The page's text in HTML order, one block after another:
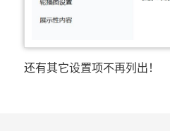
还有其它设置项不再列出！